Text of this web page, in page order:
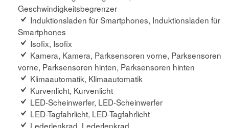
Geschwindigkeitsbegrenzer
Induktionsladen für Smartphones, Induktionsladen für
Smartphones
Isofix, Isofix
Kamera, Kamera, Parksensoren vorne, Parksensoren
vorne, Parksensoren hinten, Parksensoren hinten
Klimaautomatik, Klimaautomatik
Kurvenlicht, Kurvenlicht
LED-Scheinwerfer, LED-Scheinwerfer
LED-Tagfahrlicht, LED-Tagfahrlicht
Lederlenkrad, Lederlenkrad